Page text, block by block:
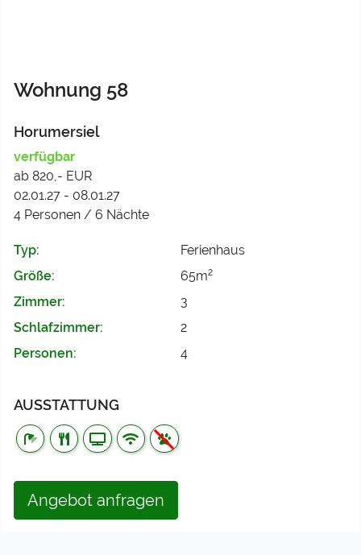
Wohnung 58
Horumersiel
verfügbar
ab 820,- EUR
02.01.27 - 08.01.27
4 Personen / 6 Nächte
Typ:
Ferienhaus
Größe:
65m2
Zimmer:
3
Schlafzimmer:
2
Personen:
4
AUSSTATTUNG
Angebot anfragen